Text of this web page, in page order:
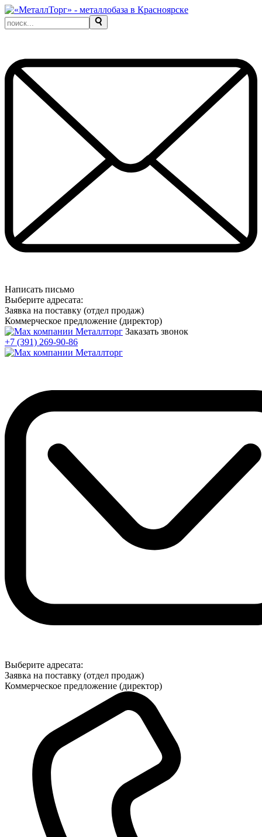
Написать письмо
Выберите адресата:
Заявка на поставку (отдел продаж)
Коммерческое предложение (директор)
Заказать звонок
+7 (391) 269-90-86
Выберите адресата:
Заявка на поставку (отдел продаж)
Коммерческое предложение (директор)